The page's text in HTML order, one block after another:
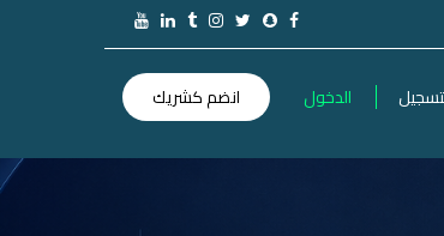
الدخول انضم كشريك